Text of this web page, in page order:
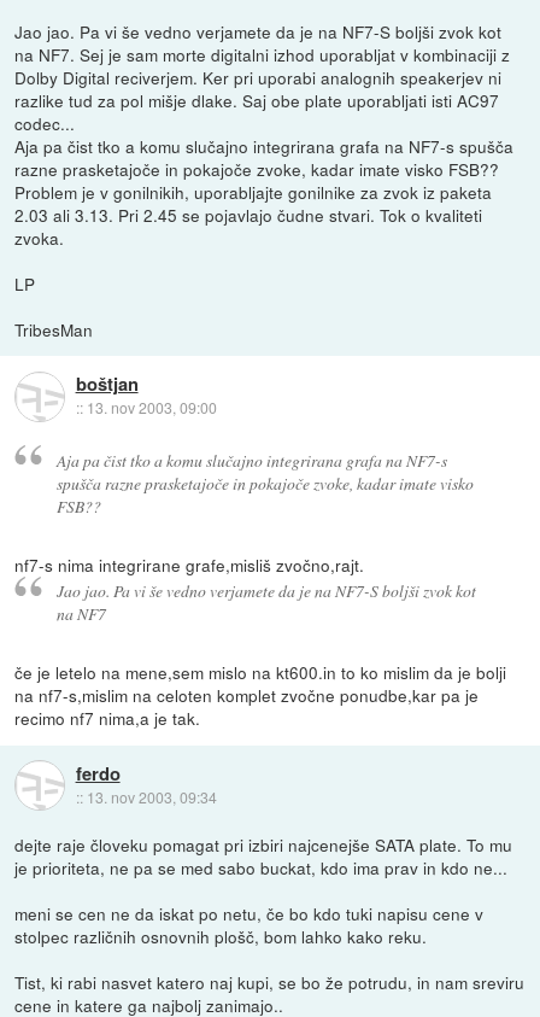
Jao jao. Pa vi še vedno verjamete da je na NF7-S boljši zvok kot
na NF7. Sej je sam morte digitalni izhod uporabljat v kombinaciji z
Dolby Digital reciverjem. Ker pri uporabi analognih speakerjev ni
razlike tud za pol mišje dlake. Saj obe plate uporabljati isti AC97
codec...
Aja pa čist tko a komu slučajno integrirana grafa na NF7-s spušča
razne prasketajoče in pokajoče zvoke, kadar imate visko FSB??
Problem je v gonilnikih, uporabljajte gonilnike za zvok iz paketa
2.03 ali 3.13. Pri 2.45 se pojavlajo čudne stvari. Tok o kvaliteti
zvoka.
LP
TribesMan
boštjan
:: 13. nov 2003, 09:00
Aja pa čist tko a komu slučajno integrirana grafa na NF7-s
spušča razne prasketajoče in pokajoče zvoke, kadar imate visko
FSB??
nf7-s nima integrirane grafe,misliš zvočno,rajt.
Jao jao. Pa vi še vedno verjamete da je na NF7-S boljši zvok kot
na NF7
če je letelo na mene,sem mislo na kt600.in to ko mislim da je bolji
na nf7-s,mislim na celoten komplet zvočne ponudbe,kar pa je
recimo nf7 nima,a je tak.
ferdo
:: 13. nov 2003, 09:34
dejte raje človeku pomagat pri izbiri najcenejše SATA plate. To mu
je prioriteta, ne pa se med sabo buckat, kdo ima prav in kdo ne...
meni se cen ne da iskat po netu, če bo kdo tuki napisu cene v
stolpec različnih osnovnih plošč, bom lahko kako reku.
Tist, ki rabi nasvet katero naj kupi, se bo že potrudu, in nam sreviru
cene in katere ga najbolj zanimajo..